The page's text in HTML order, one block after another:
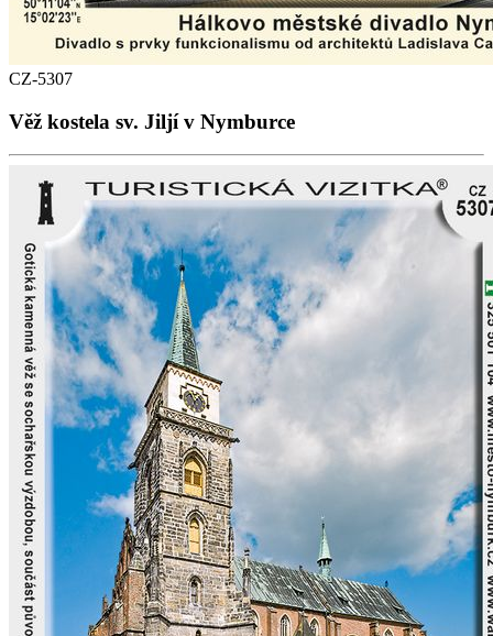
CZ-5307
Věž kostela sv. Jiljí v Nymburce